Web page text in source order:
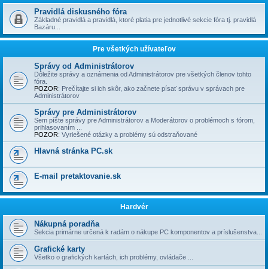
d
ť
Pravidlá diskusného fóra
Základné pravidlá a pravidlá, ktoré platia pre jednotlivé sekcie fóra tj. pravidlá
Bazáru...
Pre všetkých užívateľov
Správy od Administrátorov
Dôležite správy a oznámenia od Administrátorov pre všetkých členov tohto
fóra.
POZOR: Prečí­tajte si ich skôr, ako začnete písať správu v správach pre
Administrátorov
Správy pre Administrátorov
Sem píšte správy pre Administrátorov a Moderátorov o problémoch s fórom,
prihlasovaní­m ...
POZOR: Vyriešené otázky a problémy sú odstraňované
Hlavná stránka PC.sk
E-mail pretaktovanie.sk
Hardvér
Nákupná poradňa
Sekcia primárne určená k radám o nákupe PC komponentov a príslušenstva...
Grafické karty
Všetko o grafických kartách, ich problémy, ovládače ...